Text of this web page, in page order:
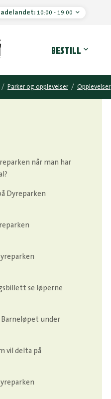
10:00 - 19:00
BESTILL
/ Parker og opplevelser / Opplevelser
når man har
Dyreparken
se løperne
Barneløpet under
vil delta på